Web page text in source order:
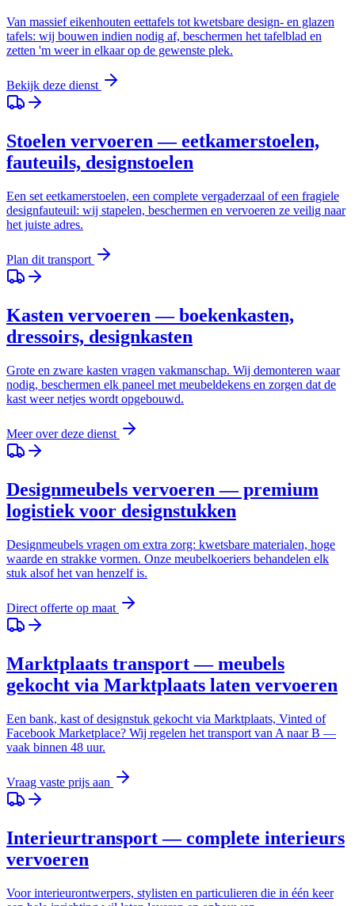
Van massief eikenhouten eettafels tot kwetsbare design- en glazen
tafels: wij bouwen indien nodig af, beschermen het tafelblad en
zetten 'm weer in elkaar op de gewenste plek.
Bekijk deze dienst
Stoelen vervoeren — eetkamerstoelen,
fauteuils, designstoelen
Een set eetkamerstoelen, een complete vergaderzaal of een fragiele
designfauteuil: wij stapelen, beschermen en vervoeren ze veilig naar
het juiste adres.
Plan dit transport
Kasten vervoeren — boekenkasten,
dressoirs, designkasten
Grote en zware kasten vragen vakmanschap. Wij demonteren waar
nodig, beschermen elk paneel met meubeldekens en zorgen dat de
kast weer netjes wordt opgebouwd.
Meer over deze dienst
Designmeubels vervoeren — premium
logistiek voor designstukken
Designmeubels vragen om extra zorg: kwetsbare materialen, hoge
waarde en strakke vormen. Onze meubelkoeriers behandelen elk
stuk alsof het van henzelf is.
Direct offerte op maat
Marktplaats transport — meubels
gekocht via Marktplaats laten vervoeren
Een bank, kast of designstuk gekocht via Marktplaats, Vinted of
Facebook Marketplace? Wij regelen het transport van A naar B —
vaak binnen 48 uur.
Vraag vaste prijs aan
Interieurtransport — complete interieurs
vervoeren
Voor interieurontwerpers, stylisten en particulieren die in één keer